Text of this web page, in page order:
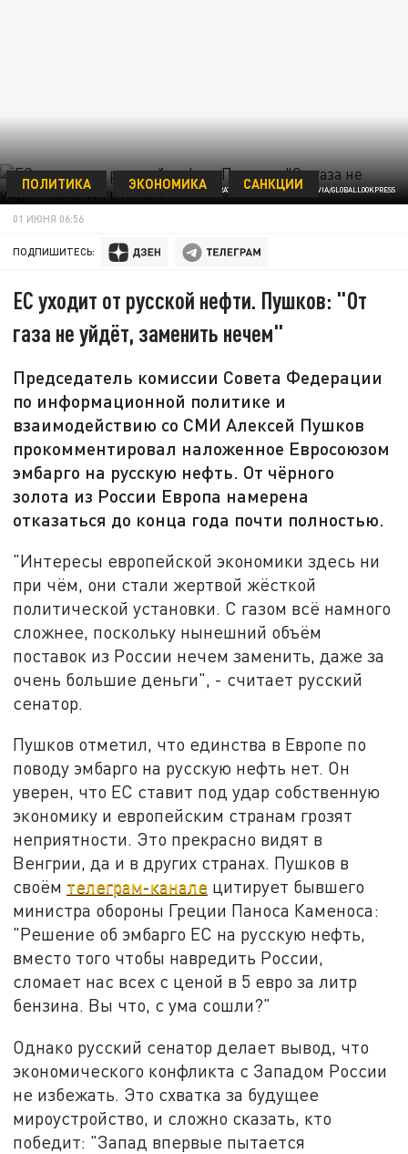
FEDERATION COUNCIL OF RUSSIA/VIA/GLOBALLOOKPRESS
ПОЛИТИКА ЭКОНОМИКА САНКЦИИ
01 ИЮНЯ 06:56
ПОДПИШИТЕСЬ:
ЕС уходит от русской нефти. Пушков: "От
газа не уйдёт, заменить нечем"
Председатель комиссии Совета Федерации
по информационной политике и
взаимодействию со СМИ Алексей Пушков
прокомментировал наложенное Евросоюзом
эмбарго на русскую нефть. От чёрного
золота из России Европа намерена
отказаться до конца года почти полностью.
"Интересы европейской экономики здесь ни
при чём, они стали жертвой жёсткой
политической установки. С газом всё намного
сложнее, поскольку нынешний объём
поставок из России нечем заменить, даже за
очень большие деньги", - считает русский
сенатор.
Пушков отметил, что единства в Европе по
поводу эмбарго на русскую нефть нет. Он
уверен, что ЕС ставит под удар собственную
экономику и европейским странам грозят
неприятности. Это прекрасно видят в
Венгрии, да и в других странах. Пушков в
своём телеграм-канале цитирует бывшего
министра обороны Греции Паноса Каменоса:
"Решение об эмбарго ЕС на русскую нефть,
вместо того чтобы навредить России,
сломает нас всех с ценой в 5 евро за литр
бензина. Вы что, с ума сошли?"
Однако русский сенатор делает вывод, что
экономического конфликта с Западом России
не избежать. Это схватка за будущее
мироустройство, и сложно сказать, кто
победит: "Запад впервые пытается